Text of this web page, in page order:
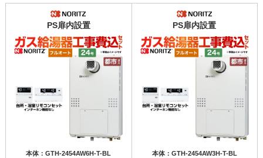
PS扉内設置
本体：GTH-2454AW6H-T-BL
PS扉内設置
本体：GTH-2454AW3H-T-BL